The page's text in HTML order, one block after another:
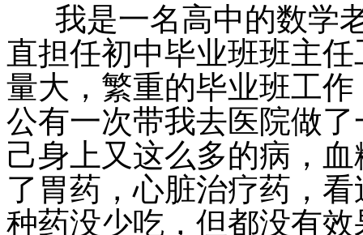
我是一名高中的数学
直担任初中毕业班班主
量大，繁重的毕业班工
公有一次带我去医院做
己身上又这么多的病，
了胃药，心脏治疗药，
种药没少吃，但都没有